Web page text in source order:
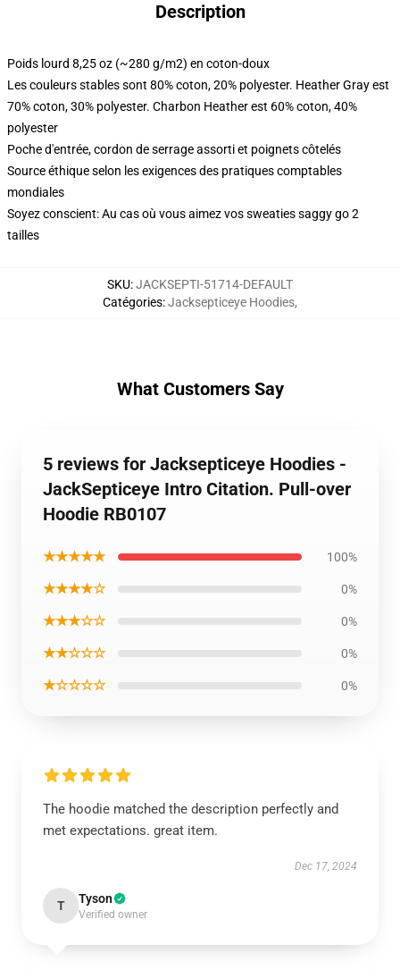
Description
Poids lourd 8,25 oz (~280 g/m2) en coton-doux
Les couleurs stables sont 80% coton, 20% polyester. Heather Gray est
70% coton, 30% polyester. Charbon Heather est 60% coton, 40%
polyester
Poche d'entrée, cordon de serrage assorti et poignets côtelés
Source éthique selon les exigences des pratiques comptables
mondiales
Soyez conscient: Au cas où vous aimez vos sweaties saggy go 2
tailles
SKU:JACKSEPTI-51714-DEFAULT
Catégories:Jacksepticeye Hoodies,
What Customers Say
5 reviews for Jacksepticeye Hoodies -
JackSepticeye Intro Citation. Pull-over
Hoodie RB0107
★★★★★ 100%
★★★★☆ 0%
★★★☆☆ 0%
★★☆☆☆ 0%
★☆☆☆☆ 0%
The hoodie matched the description perfectly and
met expectations. great item.
Dec 17, 2024
T Tyson
Verified owner